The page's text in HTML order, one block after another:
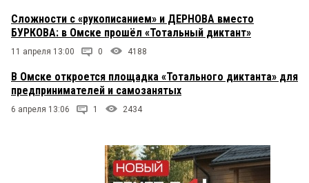
Сложности с «рукописанием» и ДЕРНОВА вместо
БУРКОВА: в Омске прошёл «Тотальный диктант»
11 апреля 13:00 0 4188
В Омске откроется площадка «Тотального диктанта» для
предпринимателей и самозанятых
6 апреля 13:06 1 2434